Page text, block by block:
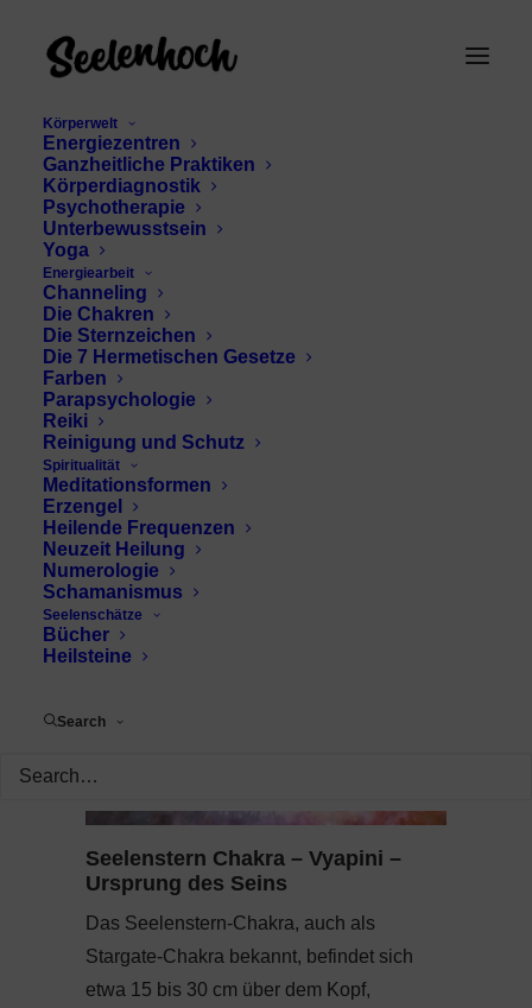
Körperwelt
Energiezentren
Ganzheitliche Praktiken
Körperdiagnostik
Psychotherapie
Unterbewusstsein
Yoga
Energiearbeit
Channeling
Die Chakren
Die Sternzeichen
Die 7 Hermetischen Gesetze
Farben
Parapsychologie
Reiki
Reinigung und Schutz
Spiritualität
Meditationsformen
Erzengel
Heilende Frequenzen
Neuzeit Heilung
Numerologie
Schamanismus
Seelenschätze
Bücher
Heilsteine
Search
Seelenstern Chakra
Weisheit
Seelenstern Chakra – Vyapini –
Ursprung des Seins
Das Seelenstern-Chakra, auch als
Stargate-Chakra bekannt, befindet sich
etwa 15 bis 30 cm über dem Kopf,